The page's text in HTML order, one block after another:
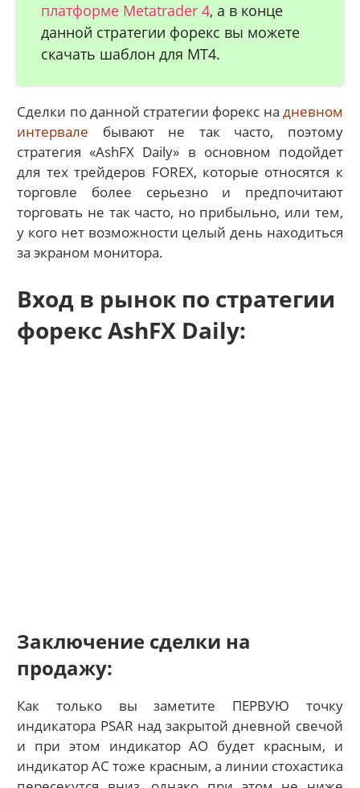
платформе Metatrader 4, а в конце
данной стратегии форекс вы можете
скачать шаблон для MT4.
Сделки по данной стратегии форекс на дневном
интервале бывают не так часто, поэтому
стратегия «AshFX Daily» в основном подойдет
для тех трейдеров FOREX, которые относятся к
торговле более серьезно и предпочитают
торговать не так часто, но прибыльно, или тем,
у кого нет возможности целый день находиться
за экраном монитора.
Вход в рынок по стратегии
форекс AshFX Daily:
Заключение сделки на
продажу:
Как только вы заметите ПЕРВУЮ точку
индикатора PSAR над закрытой дневной свечой
и при этом индикатор АО будет красным, и
индикатор АС тоже красным, а линии стохастика